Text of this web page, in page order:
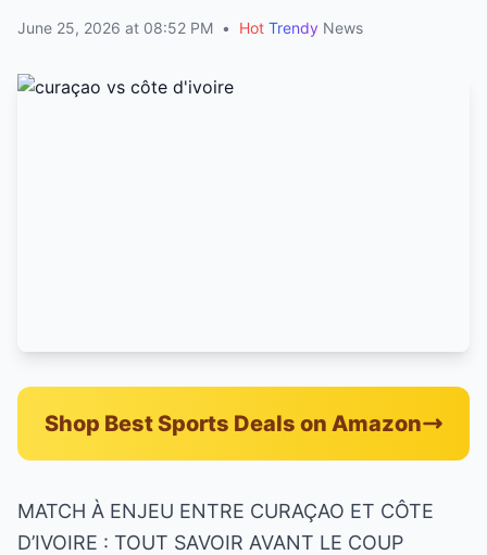
June 25, 2026 at 08:52 PM • Hot Trendy News
Shop Best Sports Deals on Amazon
MATCH À ENJEU ENTRE CURAÇAO ET CÔTE
D’IVOIRE : TOUT SAVOIR AVANT LE COUP